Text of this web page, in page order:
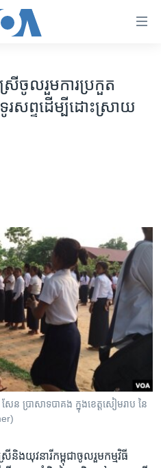
រី​ចូលរួម​ការប្រកួត​
រសព្ទ​ដើម្បី​ដោះស្រាយ​
ប្រាសាទ​បាគង ក្នុង​ខេត្ត​សៀមរាប នៃ​
និង​យុវនារី​កម្ពុជាចូលរួម​កម្មវិធី